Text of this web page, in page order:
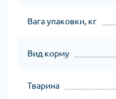
Вага упаковки, кг
Вид корму
Тварина